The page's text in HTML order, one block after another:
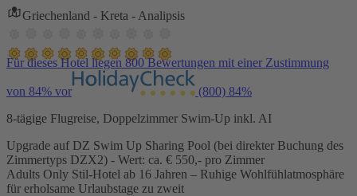
Griechenland - Kreta - Analipsis
Für dieses Hotel liegen 800 Bewertungen mit einer Zustimmung
von 84% vor (800) 84%
8-tägige Flugreise, Doppelzimmer Swim-Up inkl. AI
Upgrade auf DZ Swim Up Sharing Pool (bei direkter Buchung des
Zimmertyps DZX2) - Wert: ca. € 550,- pro Zimmer
Adults Only Stil-Hotel ab 16 Jahren – Ruhige Wohlfühlatmosphäre
für erholsame Urlaubstage zu zweit